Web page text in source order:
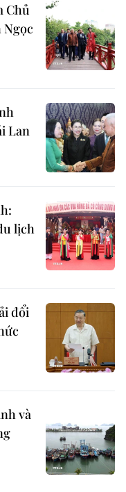
Chủ
Ngọc
Lan
lịch
đổi
và